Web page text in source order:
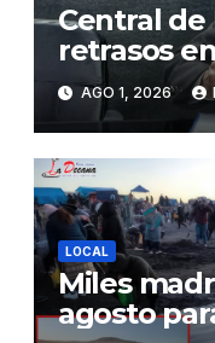
Central
retrasos
de Agua y
Juliaca
AGO 1, 2026
LOCAL
Miles
agosto